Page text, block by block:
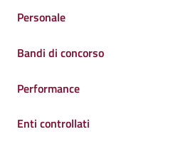
Personale
Bandi di concorso
Performance
Enti controllati